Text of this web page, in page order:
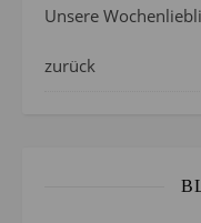
Unsere
zurück